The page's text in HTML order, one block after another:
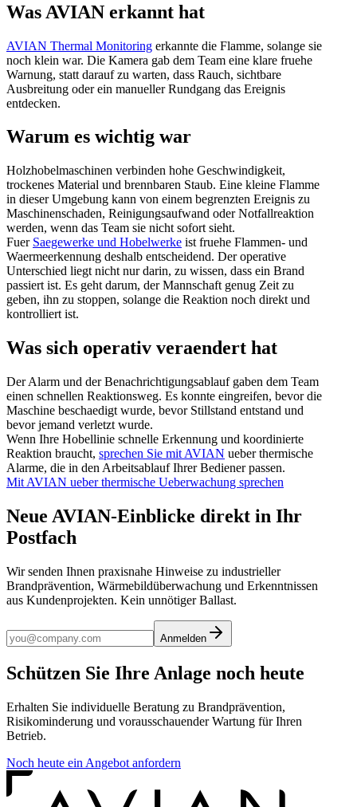
Was AVIAN erkannt hat
AVIAN Thermal Monitoring erkannte die Flamme, solange sie
noch klein war. Die Kamera gab dem Team eine klare fruehe
Warnung, statt darauf zu warten, dass Rauch, sichtbare
Ausbreitung oder ein manueller Rundgang das Ereignis
entdecken.
Warum es wichtig war
Holzhobelmaschinen verbinden hohe Geschwindigkeit,
trockenes Material und brennbaren Staub. Eine kleine Flamme
in dieser Umgebung kann von einem begrenzten Ereignis zu
Maschinenschaden, Reinigungsaufwand oder Notfallreaktion
werden, wenn das Team sie nicht sofort sieht.
Fuer Saegewerke und Hobelwerke ist fruehe Flammen- und
Waermeerkennung deshalb entscheidend. Der operative
Unterschied liegt nicht nur darin, zu wissen, dass ein Brand
passiert ist. Es geht darum, der Mannschaft genug Zeit zu
geben, ihn zu stoppen, solange die Reaktion noch direkt und
kontrolliert ist.
Was sich operativ veraendert hat
Der Alarm und der Benachrichtigungsablauf gaben dem Team
einen schnellen Reaktionsweg. Es konnte eingreifen, bevor die
Maschine beschaedigt wurde, bevor Stillstand entstand und
bevor jemand verletzt wurde.
Wenn Ihre Hobellinie schnelle Erkennung und koordinierte
Reaktion braucht, sprechen Sie mit AVIAN ueber thermische
Alarme, die in den Arbeitsablauf Ihrer Bediener passen.
Mit AVIAN ueber thermische Ueberwachung sprechen
Neue AVIAN-Einblicke direkt in Ihr
Postfach
Wir senden Ihnen praxisnahe Hinweise zu industrieller
Brandprävention, Wärmebildüberwachung und Erkenntnissen
aus Kundenprojekten. Kein unnötiger Ballast.
Anmelden
Schützen Sie Ihre Anlage noch heute
Erhalten Sie individuelle Beratung zu Brandprävention,
Risikominderung und vorausschauender Wartung für Ihren
Betrieb.
Noch heute ein Angebot anfordern